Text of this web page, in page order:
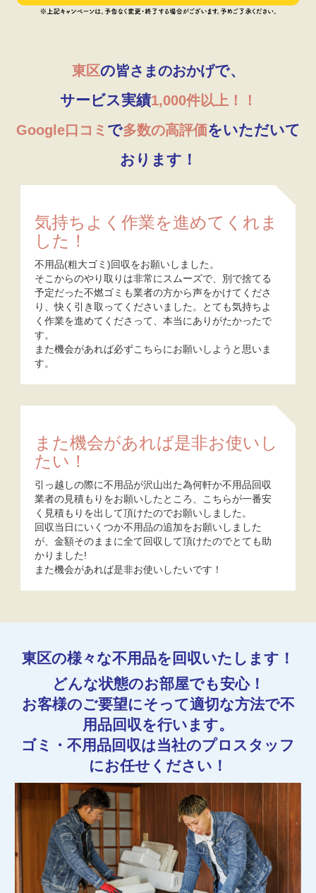
東区の皆さまのおかげで、
サービス実績1,000件以上！！
Google口コミ で多数の高評価をいただいて
おります！
気持ちよく作業を進めてくれま
した！
不用品(粗大ゴミ)回収をお願いしました。
そこからのやり取りは非常にスムーズで、別で捨てる
予定だった不燃ゴミも業者の方から声をかけてくださ
り、快く引き取ってくださいました。とても気持ちよ
く作業を進めてくださって、本当にありがたかったで
す。
また機会があれば必ずこちらにお願いしようと思いま
す。
また機会があれば是非お使いし
たい！
引っ越しの際に不用品が沢山出た為何軒か不用品回収
業者の見積もりをお願いしたところ、こちらが一番安
く見積もりを出して頂けたのでお願いしました。
回収当日にいくつか不用品の追加をお願いしました
が、金額そのままに全て回収して頂けたのでとても助
かりました!
また機会があれば是非お使いしたいです！
東区の様々な不用品を回収いたします！
どんな状態のお部屋でも安心！
お客様のご要望にそって適切な方法で不
用品回収を行います。
ゴミ・不用品回収は当社のプロスタッフ
にお任せください！